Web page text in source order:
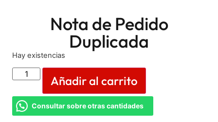
Nota de Pedido
Duplicada
Hay existencias
Añadir al carrito
Consultar sobre otras cantidades